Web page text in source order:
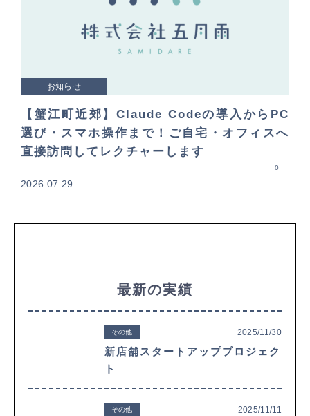
お知らせ
【蟹江町近郊】Claude Codeの導入からPC
選び・スマホ操作まで！ご自宅・オフィスへ
直接訪問してレクチャーします
2026.07.29
0
最新の実績
その他 2025/11/30
新店舗スタートアッププロジェク
ト
その他 2025/11/11